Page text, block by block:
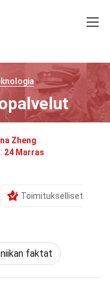
Zheng
24 Marras
Toimitukselliset
faktat